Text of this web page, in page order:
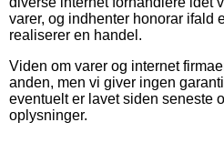
varer, og indhenter honorar ifald
realiserer en handel.
Viden om varer og internet
anden, men vi giver ingen
eventuelt er lavet siden seneste
oplysninger.